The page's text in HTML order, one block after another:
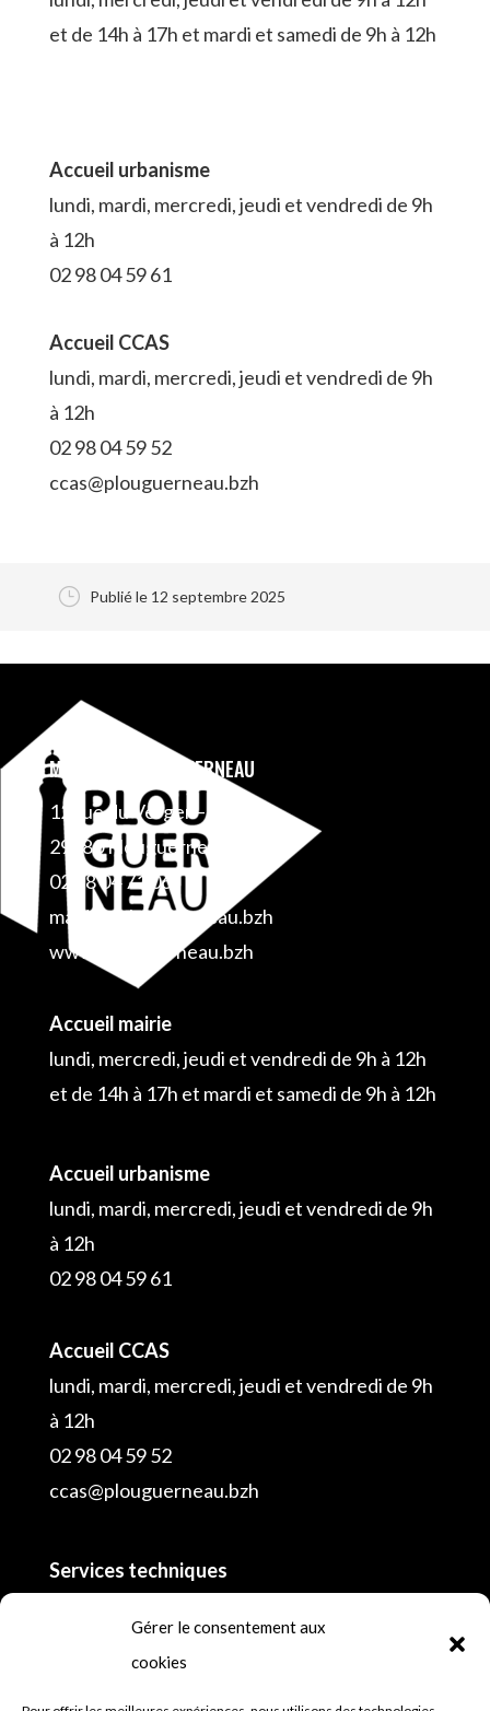
Gérer le consentement aux
cookies
et de 14h à 17h et mardi et samedi de 9h à 12h
Accueil urbanisme
lundi, mardi, mercredi, jeudi et vendredi de 9h
à 12h
02 98 04 59 61
Accueil CCAS
lundi, mardi, mercredi, jeudi et vendredi de 9h
à 12h
02 98 04 59 52
ccas@plouguerneau.bzh
}Publié le 12 septembre 2025
MAIRIE DE PLOUGUERNEAU
12 rue du Verger – BP 1
29880 Plouguerneau
02 98 04 71 06
mairie@plouguerneau.bzh
www.plouguerneau.bzh
Accueil mairie
lundi, mercredi, jeudi et vendredi de 9h à 12h
et de 14h à 17h et mardi et samedi de 9h à 12h
Accueil urbanisme
lundi, mardi, mercredi, jeudi et vendredi de 9h
à 12h
02 98 04 59 61
Accueil CCAS
lundi, mardi, mercredi, jeudi et vendredi de 9h
à 12h
02 98 04 59 52
ccas@plouguerneau.bzh
Services techniques